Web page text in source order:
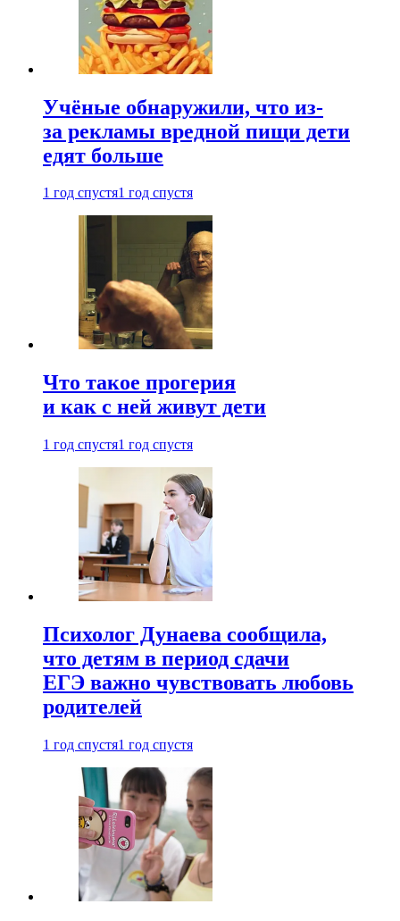
Учёные обнаружили, что из-
за рекламы вредной пищи дети
едят больше
1 год спустя1 год спустя
Что такое прогерия
и как с ней живут дети
1 год спустя1 год спустя
Психолог Дунаева сообщила,
что детям в период сдачи
ЕГЭ важно чувствовать любовь
родителей
1 год спустя1 год спустя